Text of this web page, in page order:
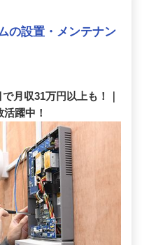
の設置・メンテナン
月収31万円以上も！｜
躍中！